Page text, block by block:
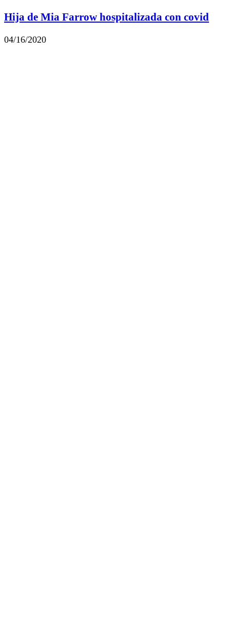
Hija de Mia Farrow hospitalizada con covid
04/16/2020